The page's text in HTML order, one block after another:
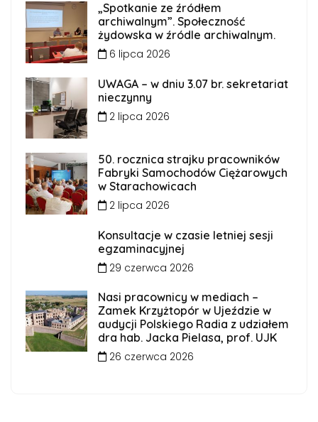
„Spotkanie ze źródłem
archiwalnym”. Społeczność
żydowska w źródle archiwalnym.
6 lipca 2026
UWAGA – w dniu 3.07 br. sekretariat
nieczynny
2 lipca 2026
50. rocznica strajku pracowników
Fabryki Samochodów Ciężarowych
w Starachowicach
2 lipca 2026
Konsultacje w czasie letniej sesji
egzaminacyjnej
29 czerwca 2026
Nasi pracownicy w mediach –
Zamek Krzyżtopór w Ujeździe w
audycji Polskiego Radia z udziałem
dra hab. Jacka Pielasa, prof. UJK
26 czerwca 2026